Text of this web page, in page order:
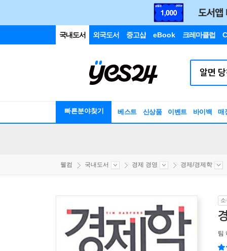
국내도서 외국도서 중고샵 eBook 크레마클럽
빠른분야찾기 베스트 신상품 이벤트 바이백 매
웰컴 국내도서 경제 경영 경제/경제학
팀